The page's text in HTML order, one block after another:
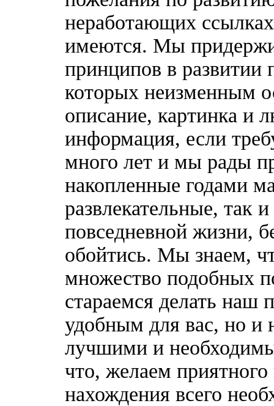
неработающих
имеются. Мы
принципов в развитии
которых неизменным
описание, картинка и
информация, если
много лет и мы рады
накопленные годами
развлекательные, так
повседневной жизни,
обойтись. Мы знаем,
множество подобных
стараемся делать наш
удобным для вас, но и
лучшими и
что, желаем
нахождения всего